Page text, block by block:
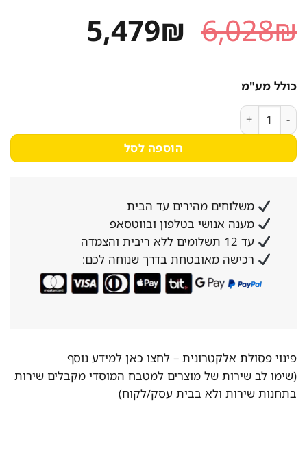
6,028₪ המחיר
המקורי
5,479₪ המחיר
כולל מע"מ
כמות של מקפיא 7 מגירות ליבהר FNE5207 No Frost - BluPerformance להפחתת רעשים
הוספה לסל
משלוחים מהירים עד הבית
מענה אנושי בטלפון ובווטסאפ
עד 12 תשלומים ללא ריבית והצמדה
רכישה מאובטחת בדרך שנוחה לכם:
פינוי פסולת אלקטרונית –לחצו כאן למידע נוסף
(שימו לב שירות של מוצרים למטבח המוסדי מקבלים שירות
בתחנות שירות ולא בבית עסק/לקוח)